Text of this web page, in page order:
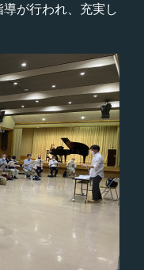
が行われ、充実し